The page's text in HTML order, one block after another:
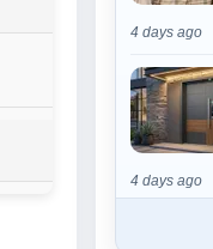
4 days ago
4 days ago